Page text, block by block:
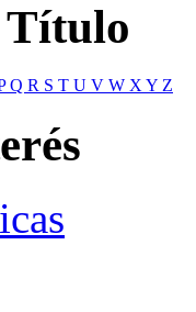
Título
Q R S T U V W X Y Z